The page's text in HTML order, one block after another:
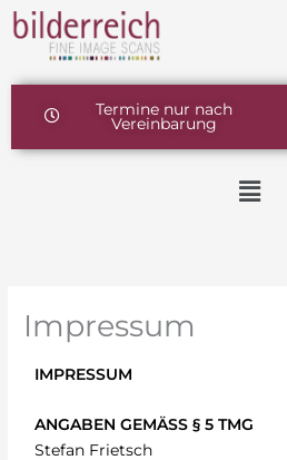
springen
Zum
Inhalt
springen
Termine nur nach
Vereinbarung
Menü
Impressum
IMPRESSUM
ANGABEN GEMÄSS § 5 TMG
Stefan Frietsch